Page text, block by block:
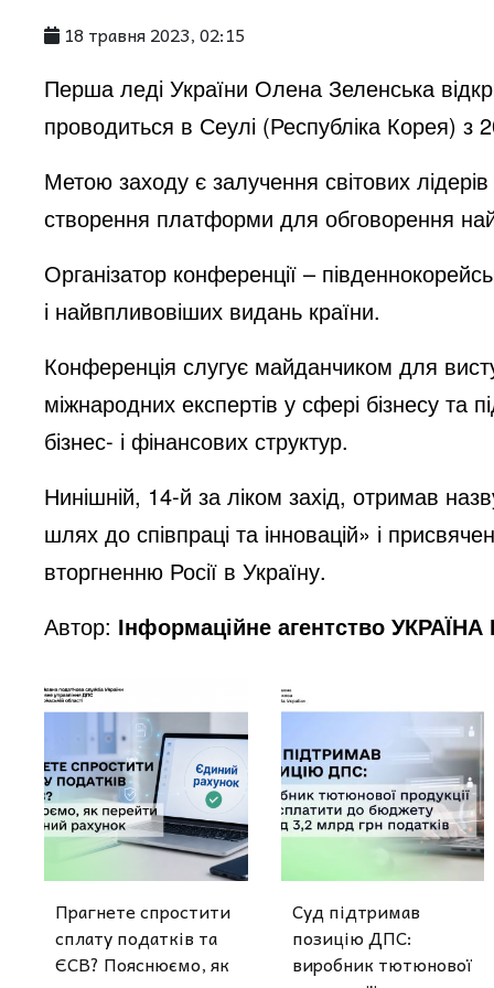
d
e
o
18 травня 2023, 02:15
Перша леді України Олена Зеленська
проводиться в Сеулі (Республіка Корея) з
Метою заходу є залучення світових
створення платформи для обговорення
Організатор конференції –
і найвпливовіших видань країни.
Конференція слугує майданчиком для
міжнародних експертів у сфері бізнесу та
бізнес- і фінансових структур.
Нинішній, 14-й за ліком захід, отримав
шлях до співпраці та інновацій» і
вторгненню Росії в Україну.
Автор: Інформаційне агентство
Прагнете спростити
сплату податків та
ЄСВ? Пояснюємо, як
Суд підтримав
позицію ДПС:
виробник тютюнової